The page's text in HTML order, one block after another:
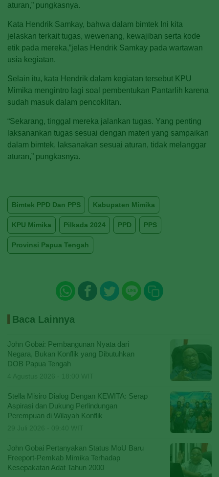
aturan,” pungkasnya.
Kata Hendrik Samkay, bahwa dalam bimtek Ini kita
jelaskan terkait tugas, wewenang, kewajiban serta kode
etik pada mereka,”jelas Hendrik Samkay pada wartawan
usia kegiatan.
Selain itu, kata Hendrik dalam kegiatan tersebut KPU
Mimika mengintro lagi soal pembentukan Pantarlih karena
sudah masuk dalam pencoklitan.
“Sekarang, tinggal mereka jalankan tugas. Yang penting
laksanankan tugas sesuai dengan materi yang sampaikan
dalam bimtek, laksanakan sesuai aturan, tidak melanggar
aturan,” pungkasnya.
Bimtek PPD Dan PPS Kabupaten Mimika
KPU Mimika Pilkada 2024 PPD PPS
Provinsi Papua Tengah
Baca Lainnya
John Gobai: Pembangunan Nyata dari
Negara, Bukan Konflik yang Dibutuhkan
DOB Papua Tengah
Stella Misiro Dialog Dengan KEWITA: Serap
Aspirasi dan Dukung Perlindungan
Perempuan di Wilayah Konflik
John Gobai Pertanyakan Status MoU Baru
Freeport-Pemkab Mimika Terhadap
Kesepakatan Adat Tahun 2000